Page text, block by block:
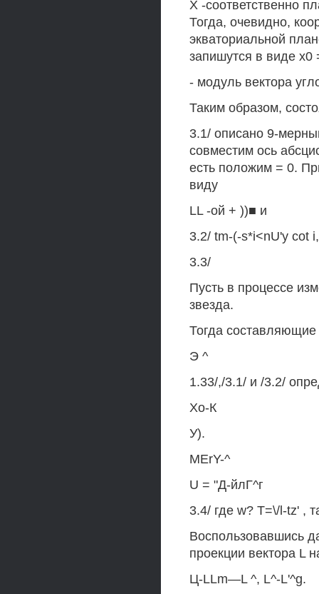
X -соответственно
Тогда, очевидно,
экваториальной
запишутся в виде
- модуль вектора
Таким образом,
3.1/ описано 9-
совместим ось
есть положим = 0.
виду
LL -ой + ))■ и
3.2/ tm-(-s*i<nU'y cot
3.3/
Пусть в процессе
звезда.
Тогда составляющие
Э ^
1.33/,/3.1/ и /3.2/
Хо-К
У).
MErY-^
U = "Д-йлГ^г
3.4/ где w? T=\/l-tz' ,
Воспользовавшись
проекции вектора L
Ц-LLm—L ^, L^-L'^g.